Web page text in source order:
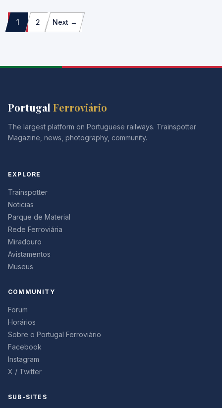
Paginação
dos
1 2 Next →
Portugal Ferroviário
The largest platform on Portuguese railways. Trainspotter
Magazine, news, photography, community.
EXPLORE
Trainspotter
Noticias
Parque de Material
Rede Ferroviária
Miradouro
Avistamentos
Museus
COMMUNITY
Forum
Horários
Sobre o Portugal Ferroviário
Facebook
Instagram
X / Twitter
SUB-SITES